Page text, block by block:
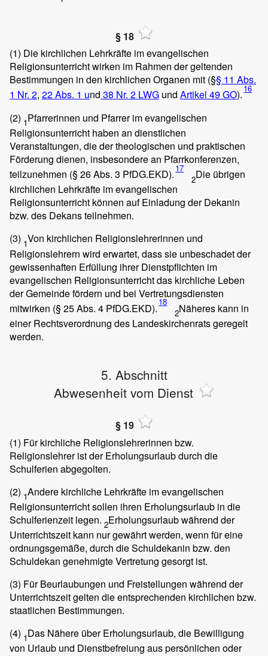
§ 18
(1) Die kirchlichen Lehrkräfte im evangelischen
Religionsunterricht wirken im Rahmen der geltenden
Bestimmungen in den kirchlichen Organen mit (§§ 11 Abs.
1 Nr. 2, 22 Abs. 1 und 38 Nr. 2 LWG und Artikel 49 GO).16
(2) 1Pfarrerinnen und Pfarrer im evangelischen
Religionsunterricht haben an dienstlichen
Veranstaltungen, die der theologischen und praktischen
Förderung dienen, insbesondere an Pfarrkonferenzen,
teilzunehmen (§ 26 Abs. 3 PfDG.EKD). 17
2Die übrigen
kirchlichen Lehrkräfte im evangelischen
Religionsunterricht können auf Einladung der Dekanin
bzw. des Dekans teilnehmen.
(3) 1Von kirchlichen Religionslehrerinnen und
Religionslehrern wird erwartet, dass sie unbeschadet der
gewissenhaften Erfüllung ihrer Dienstpflichten im
evangelischen Religionsunterricht das kirchliche Leben
der Gemeinde fördern und bei Vertretungsdiensten
mitwirken (§ 25 Abs. 4 PfDG.EKD). 18
2Näheres kann in
einer Rechtsverordnung des Landeskirchenrats geregelt
werden.
5. Abschnitt
Abwesenheit vom Dienst
§ 19
(1) Für kirchliche Religionslehrerinnen bzw.
Religionslehrer ist der Erholungsurlaub durch die
Schulferien abgegolten.
(2) 1Andere kirchliche Lehrkräfte im evangelischen
Religionsunterricht sollen ihren Erholungsurlaub in die
Schulferienzeit legen. 2Erholungsurlaub während der
Unterrichtszeit kann nur gewährt werden, wenn für eine
ordnungsgemäße, durch die Schuldekanin bzw. den
Schuldekan genehmigte Vertretung gesorgt ist.
(3) Für Beurlaubungen und Freistellungen während der
Unterrichtszeit gelten die entsprechenden kirchlichen bzw.
staatlichen Bestimmungen.
(4) 1Das Nähere über Erholungsurlaub, die Bewilligung
von Urlaub und Dienstbefreiung aus persönlichen oder